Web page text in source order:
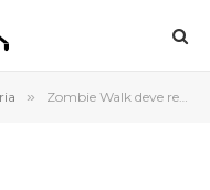
» Zombie Walk deve reunir 35 mil pessoas no Centro de Curitiba; Rua 24 Horas prepara ação